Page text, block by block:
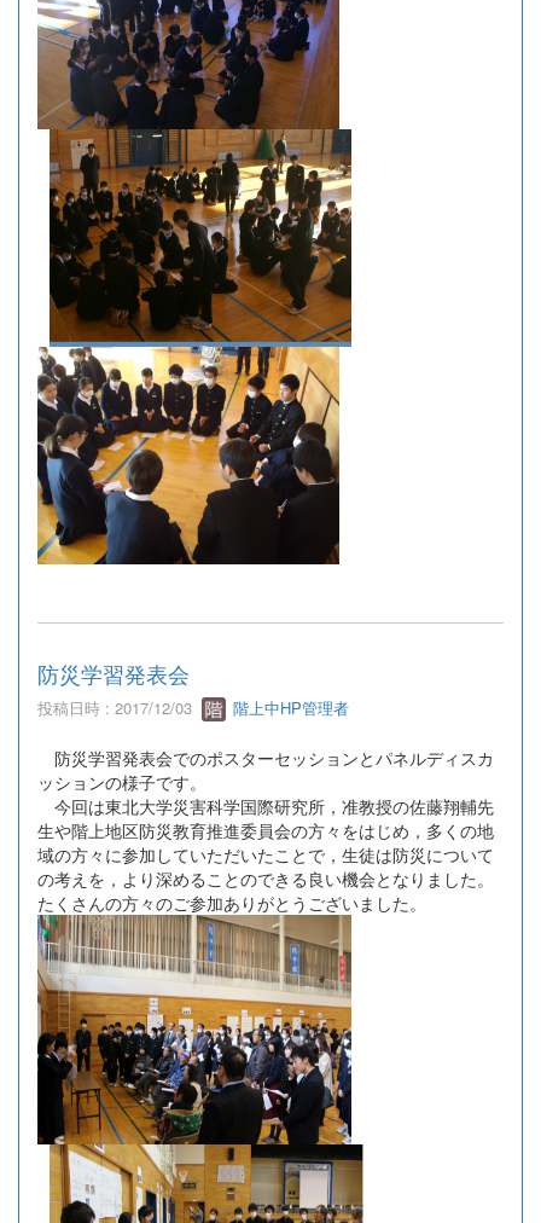
防災学習発表会
投稿日時 : 2017/12/03 階上中HP管理者
防災学習発表会でのポスターセッションとパネルディスカ
ッションの様子です。
今回は東北大学災害科学国際研究所，准教授の佐藤翔輔先
生や階上地区防災教育推進委員会の方々をはじめ，多くの地
域の方々に参加していただいたことで，生徒は防災について
の考えを，より深めることのできる良い機会となりました。
たくさんの方々のご参加ありがとうございました。